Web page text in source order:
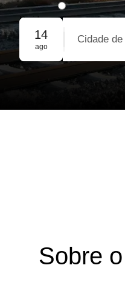
De ida e volta
Reserva em grupo
14
ago
Cidade
Sobre